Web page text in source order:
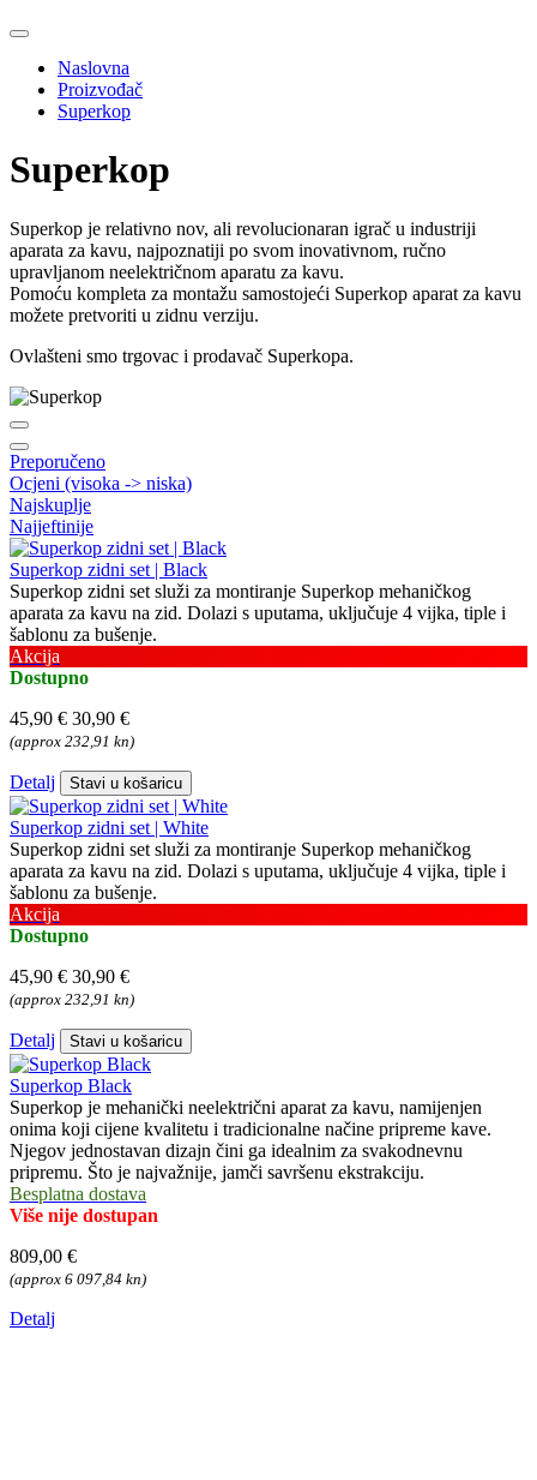
Naslovna
Proizvođač
Superkop
Superkop
Superkop je relativno nov, ali revolucionaran igrač u industriji
aparata za kavu, najpoznatiji po svom inovativnom, ručno
upravljanom neelektričnom aparatu za kavu.
Pomoću kompleta za montažu samostojeći Superkop aparat za kavu
možete pretvoriti u zidnu verziju.
Ovlašteni smo trgovac i prodavač Superkopa.
Preporučeno
Ocjeni (visoka -> niska)
Najskuplje
Najjeftinije
Superkop zidni set | Black
Superkop zidni set služi za montiranje Superkop mehaničkog
aparata za kavu na zid. Dolazi s uputama, uključuje 4 vijka, tiple i
šablonu za bušenje.
Akcija
Dostupno
45,90 € 30,90 €
(approx 232,91 kn)
Detalj Stavi u košaricu
Superkop zidni set | White
Superkop zidni set služi za montiranje Superkop mehaničkog
aparata za kavu na zid. Dolazi s uputama, uključuje 4 vijka, tiple i
šablonu za bušenje.
Akcija
Dostupno
45,90 € 30,90 €
(approx 232,91 kn)
Detalj Stavi u košaricu
Superkop Black
Superkop je mehanički neelektrični aparat za kavu, namijenjen
onima koji cijene kvalitetu i tradicionalne načine pripreme kave.
Njegov jednostavan dizajn čini ga idealnim za svakodnevnu
pripremu. Što je najvažnije, jamči savršenu ekstrakciju.
Besplatna dostava
Više nije dostupan
809,00 €
(approx 6 097,84 kn)
Detalj